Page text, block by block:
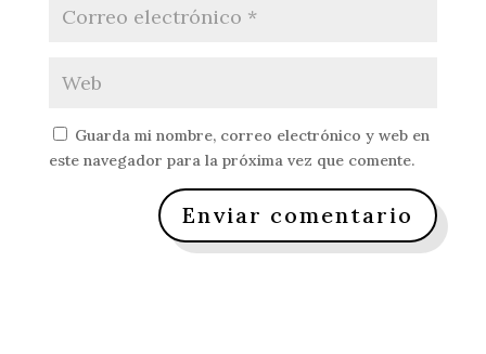
Guarda mi nombre, correo electrónico y web en
este navegador para la próxima vez que comente.
Enviar comentario